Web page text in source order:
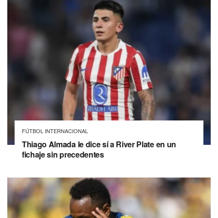
FÚTBOL INTERNACIONAL
Thiago Almada le dice sí a River Plate en un
fichaje sin precedentes